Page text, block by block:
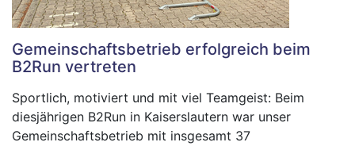
Gemeinschaftsbetrieb erfolgreich beim
B2Run vertreten
Sportlich, motiviert und mit viel Teamgeist: Beim
diesjährigen B2Run in Kaiserslautern war unser
Gemeinschaftsbetrieb mit insgesamt 37